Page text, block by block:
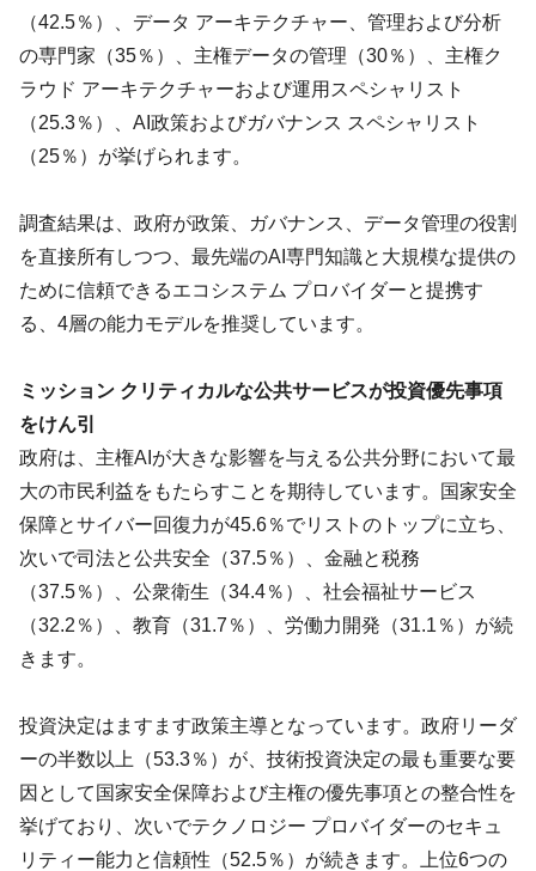
（42.5％）、データ アーキテクチャー、管理および分析
の専門家（35％）、主権データの管理（30％）、主権ク
ラウド アーキテクチャーおよび運用スペシャリスト
（25.3％）、AI政策およびガバナンス スペシャリスト
（25％）が挙げられます。
調査結果は、政府が政策、ガバナンス、データ管理の役割
を直接所有しつつ、最先端のAI専門知識と大規模な提供の
ために信頼できるエコシステム プロバイダーと提携す
る、4層の能力モデルを推奨しています。
ミッション クリティカルな公共サービスが投資優先事項
をけん引
政府は、主権AIが大きな影響を与える公共分野において最
大の市民利益をもたらすことを期待しています。国家安全
保障とサイバー回復力が45.6％でリストのトップに立ち、
次いで司法と公共安全（37.5％）、金融と税務
（37.5％）、公衆衛生（34.4％）、社会福祉サービス
（32.2％）、教育（31.7％）、労働力開発（31.1％）が続
きます。
投資決定はますます政策主導となっています。政府リーダ
ーの半数以上（53.3％）が、技術投資決定の最も重要な要
因として国家安全保障および主権の優先事項との整合性を
挙げており、次いでテクノロジー プロバイダーのセキュ
リティー能力と信頼性（52.5％）が続きます。上位6つの